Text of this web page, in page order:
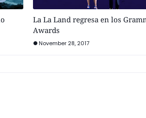
La La Land regresa en los
Awards
November 28, 2017